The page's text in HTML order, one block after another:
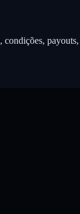
condições, payouts,